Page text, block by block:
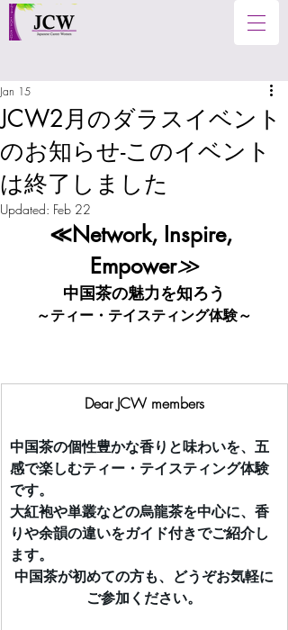
JCW2月のダラスイベント
のお知らせ-このイベント
は終了しました
Jan 15
Updated: Feb 22
≪Network, Inspire,
Empower≫
中国茶の魅力を知ろう
～ティー・テイスティング体験～
Dear JCW members
中国茶の個性豊かな香りと味わいを、五
感で楽しむティー・テイスティング体験
です。
大紅袍や単叢などの烏龍茶を中心に、香
りや余韻の違いをガイド付きでご紹介し
ます。
中国茶が初めての方も、どうぞお気軽に
ご参加ください。